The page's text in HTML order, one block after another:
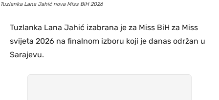
Tuzlanka Lana Jahić nova Miss BiH 2026
Tuzlanka Lana Jahić izabrana je za Miss BiH za Miss
svijeta 2026 na finalnom izboru koji je danas održan u
Sarajevu.